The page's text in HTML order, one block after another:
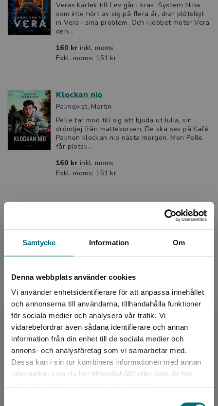
Samtycke Information Om
Denna webbplats använder cookies
Vi använder enhetsidentifierare för att anpassa innehållet
och annonserna till användarna, tillhandahålla funktioner
för sociala medier och analysera vår trafik. Vi
vidarebefordrar även sådana identifierare och annan
information från din enhet till de sociala medier och
annons- och analysföretag som vi samarbetar med.
Dessa kan i sin tur kombinera informationen med annan
information som du har tillhandahållit eller som de har
Begränsad fraktregion
Det verkar som att du besöker
nyponochviljaforlag.se via en enhet utanför
Veras kärlek till Lev går i kras. Systern Nina
som inte hört av sig på flera år, drar plötsligt
in Vera i sina problem. Och i jobbet möter Vera
den...
160 kr inkl. moms
Exkl. moms: 151 kr
Klockan nio
Palmqvist, Martin
Pelle tar mod till sig att bjuda ut Julia, sin
drömtjej från mattekursen. De ska ses på Kafé
Palmen klockan nio nästa morgon. Men Pelle
får plötsli...
160 kr inkl. moms
Exkl. moms: 151 kr
drömtjej från mattekursen. De ska ses på Kafé
Skolstart för Ester
Palmqvist, Martin
Ester, 106 år, får ett brev där hon bjuds in till
Mariaskolan. Eftersom skolan firar 100 år, och
Ester gick på skolan när den startade, är det
kans...
160 krinkl. moms